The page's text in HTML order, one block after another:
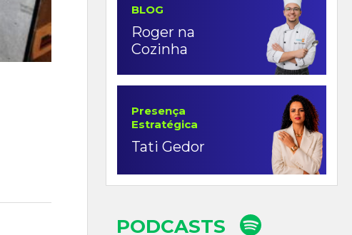
BLOG
Roger na
Cozinha
Presença
Estratégica
Tati Gedor
PODCASTS